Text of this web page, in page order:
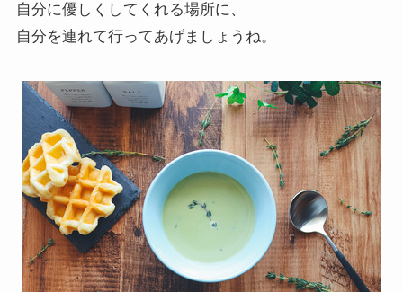
自分に優しくしてくれる場所に、
自分を連れて行ってあげましょうね。